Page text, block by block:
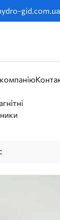
gid.com.ua